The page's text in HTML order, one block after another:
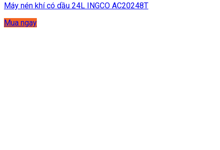
Máy nén khí có dầu 24L INGCO AC20248T
Mua ngay